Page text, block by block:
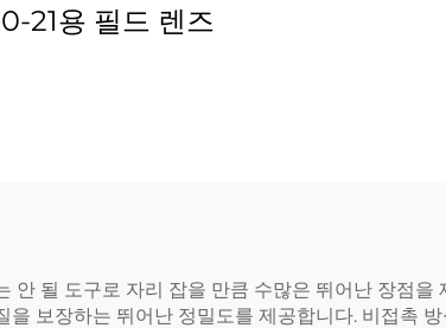
21용 필드 렌즈
안 될 도구로 자리 잡을 만큼 수많은 뛰어난 장점
보장하는 뛰어난 정밀도를 제공합니다. 비접촉